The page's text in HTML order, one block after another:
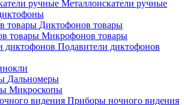
Металлоискатели ручные
Диктофонов товары
Микрофонов товары
Подавители диктофонов
Дальномеры
Микроскопы
Приборы ночного видения